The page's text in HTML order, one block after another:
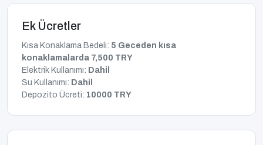
Ek Ücretler
Kısa Konaklama Bedeli: 5 Geceden kısa
konaklamalarda 7,500 TRY
Elektrik Kullanımı: Dahil
Su Kullanımı: Dahil
Depozito Ücreti: 10000 TRY